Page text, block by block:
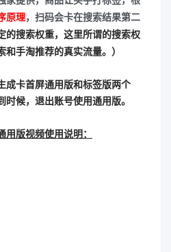
原理，扫码会卡在搜索结果第二
的搜索权重，这里所谓的搜索权
手淘推荐的真实流量。）
成卡首屏通用版和标签版两个
候，退出账号使用通用版。
版视频使用说明：